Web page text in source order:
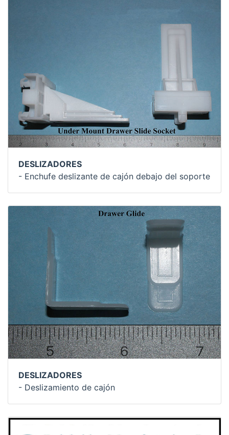
DESLIZADORES
- Enchufe deslizante de cajón debajo del soporte
DESLIZADORES
- Deslizamiento de cajón